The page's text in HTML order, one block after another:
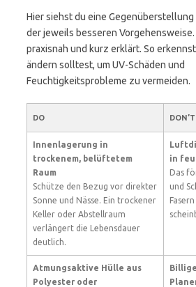
Hier siehst du eine
der jeweils besseren Vorgehensweise.
praxisnah und kurz erklärt. So
ändern solltest, um UV-Schäden und
Feuchtigkeitsprobleme zu vermeiden.
DO DON’T
Innenlagerung in
trockenem, belüftetem
Raum
Schütze den Bezug vor direkter
Sonne und Nässe. Ein trockener
Keller oder Abstellraum
verlängert die Lebensdauer
deutlich.
in
Das
und
Atmungsaktive Hülle aus
Polyester oder